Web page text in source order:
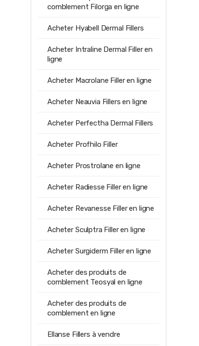
comblement Filorga en ligne
Acheter Hyabell Dermal Fillers
Acheter Intraline Dermal Filler en
ligne
Acheter Macrolane Filler en ligne
Acheter Neauvia Fillers en ligne
Acheter Perfectha Dermal Fillers
Acheter Profhilo Filler
Acheter Prostrolane en ligne
Acheter Radiesse Filler en ligne
Acheter Revanesse Filler en ligne
Acheter Sculptra Filler en ligne
Acheter Surgiderm Filler en ligne
Acheter des produits de
comblement Teosyal en ligne
Acheter des produits de
comblement en ligne
Ellanse Fillers à vendre